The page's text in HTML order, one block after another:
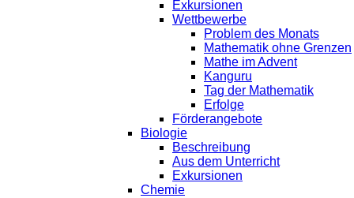
Exkursionen
Wettbewerbe
Problem des Monats
Mathematik ohne Grenzen
Mathe im Advent
Kanguru
Tag der Mathematik
Erfolge
Förderangebote
Biologie
Beschreibung
Aus dem Unterricht
Exkursionen
Chemie